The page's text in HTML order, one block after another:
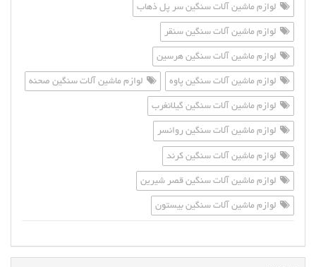
لوازم ماشین آلات سنگین سر پل ذهاب
لوازم ماشین آلات سنگین سنقر
لوازم ماشین آلات سنگین هرسین
لوازم ماشین آلات سنگین پاوه لوازم ماشین آلات سنگین صحنه
لوازم ماشین آلات سنگین گیلانغرب
لوازم ماشین آلات سنگین روانسر
لوازم ماشین آلات سنگین کرند
لوازم ماشین آلات سنگین قصر شیرین
لوازم ماشین آلات سنگین بیستون